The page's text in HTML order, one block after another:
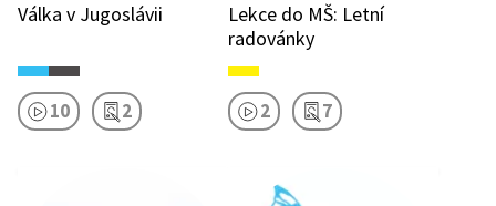
Válka v Jugoslávii
10 2
Lekce do MŠ: Letní
radovánky
2 7